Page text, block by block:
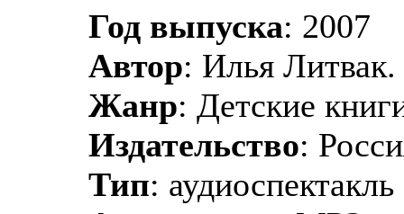
Год выпуска: 2007
Автор: Илья Литвак.
Жанр: Детские
Издательство:
Тип: аудиоспектакль